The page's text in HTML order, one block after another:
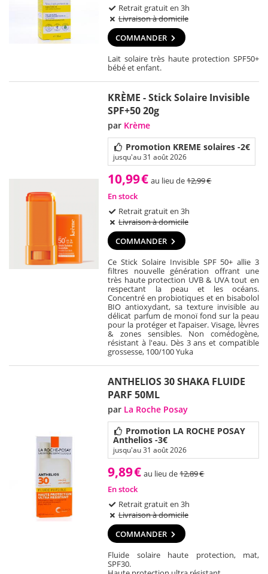
Retrait gratuit en 3h
Livraison à domicile
COMMANDER
Lait solaire très haute protection SPF50+
bébé et enfant.
KRÈME - Stick Solaire Invisible
SPF+50 20g
par Krème
Promotion KREME solaires -2€
jusqu'au 31 août 2026
10,99€ au lieu de12,99€
En stock
Retrait gratuit en 3h
Livraison à domicile
COMMANDER
Ce Stick Solaire Invisible SPF 50+ allie 3
filtres nouvelle génération offrant une
très haute protection UVB & UVA tout en
respectant la peau et les océans.
Concentré en probiotiques et en bisabolol
BIO antioxydant, sa texture invisible au
délicat parfum de monoï fond sur la peau
pour la protéger et l’apaiser. Visage, lèvres
& zones sensibles. Non comédogène,
résistant à l'eau. Dès 3 ans et compatible
grossesse, 100/100 Yuka
ANTHELIOS 30 SHAKA FLUIDE
PARF 50ML
par La Roche Posay
Promotion LA ROCHE POSAY
Anthelios -3€
jusqu'au 31 août 2026
9,89€ au lieu de12,89€
En stock
Retrait gratuit en 3h
Livraison à domicile
COMMANDER
Fluide solaire haute protection, mat,
SPF30.